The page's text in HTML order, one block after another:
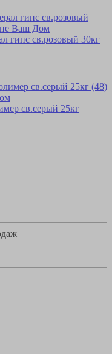
гипс св.розовый 30кг
св.серый 25кг